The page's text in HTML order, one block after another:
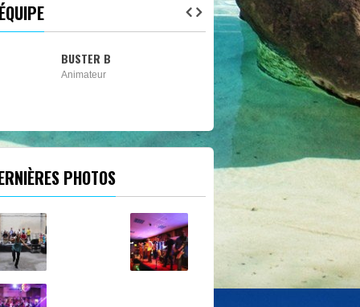
DJ PRINCE
DJ
PHOTOS